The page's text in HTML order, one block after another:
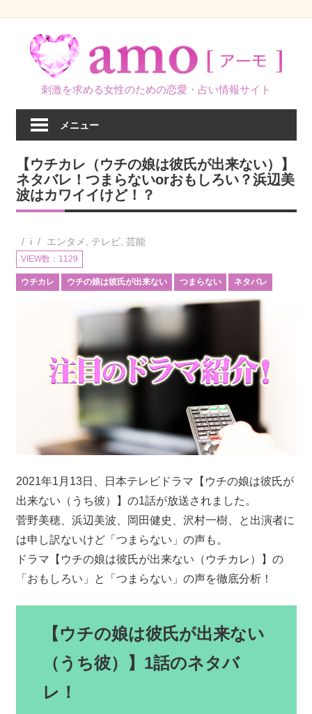
刺激を求める女性のための恋愛・占い情報サイト
メニュー
【ウチカレ（ウチの娘は彼氏が出来ない）】
ネタバレ！つまらないorおもしろい？浜辺美
波はカワイイけど！？
i エンタメ テレビ, 芸能
VIEW数：1129
ウチカレ ウチの娘は彼氏が出来ない つまらない ネタバレ
2021年1月13日、日本テレビドラマ【ウチの娘は彼氏が
出来ない（うち彼）】の1話が放送されました。
菅野美穂、浜辺美波、岡田健史、沢村一樹、と出演者に
は申し訳ないけど「つまらない」の声も。
ドラマ【ウチの娘は彼氏が出来ない（ウチカレ）】の
「おもしろい」と「つまらない」の声を徹底分析！
【ウチの娘は彼氏が出来ない
（うち彼）】1話のネタバ
レ！